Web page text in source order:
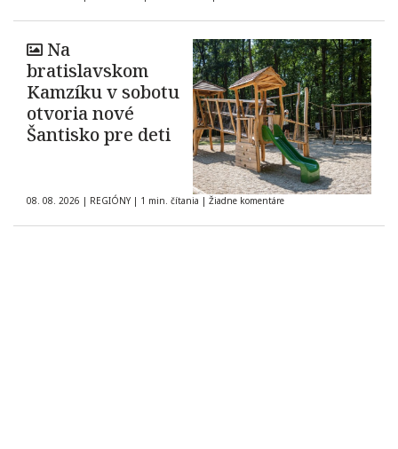
Na
bratislavskom
Kamzíku v sobotu
otvoria nové
Šantisko pre deti
08. 08. 2026 | REGIÓNY | 1 min. čítania | Žiadne komentáre